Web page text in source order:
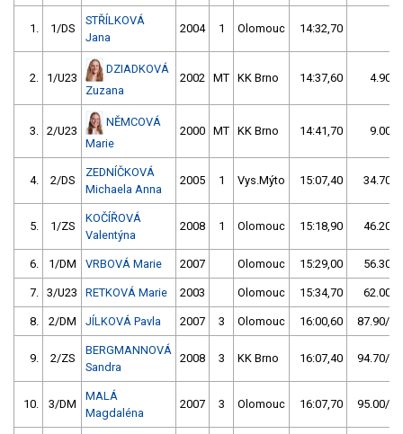
1. 1/DS
STŘÍLKOVÁ
Jana
2004 1 Olomouc 14:32,70
2. 1/U23
DZIADKOVÁ
Zuzana
2002 MT KK Brno 14:37,60 4.90/
3. 2/U23
NĚMCOVÁ
Marie
2000 MT KK Brno 14:41,70 9.00/
4. 2/DS
ZEDNÍČKOVÁ
Michaela Anna
2005 1 Vys.Mýto 15:07,40 34.70/
5. 1/ZS
KOČÍŘOVÁ
Valentýna
2008 1 Olomouc 15:18,90 46.20/
6. 1/DM VRBOVÁ Marie 2007 Olomouc 15:29,00 56.30/
7. 3/U23 RETKOVÁ Marie 2003 Olomouc 15:34,70 62.00/
8. 2/DM JÍLKOVÁ Pavla 2007 3 Olomouc 16:00,60 87.90/
9. 2/ZS
BERGMANNOVÁ
Sandra
2008 3 KK Brno 16:07,40 94.70/
10. 3/DM
MALÁ
Magdaléna
2007 3 Olomouc 16:07,70 95.00/